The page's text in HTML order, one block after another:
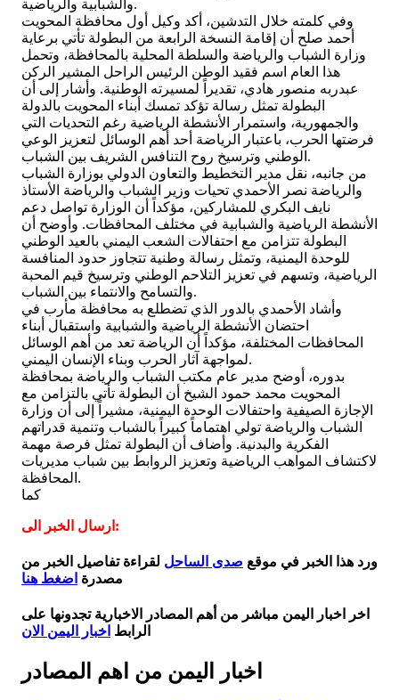
والشبابية والرياضية.
وفي كلمته خلال التدشين، أكد وكيل أول محافظة المحويت
أحمد صلح أن إقامة النسخة الرابعة من البطولة تأتي برعاية
وزارة الشباب والرياضة والسلطة المحلية بالمحافظة، وتحمل
هذا العام اسم فقيد الوطن الرئيس الراحل المشير الركن
عبدربه منصور هادي، تقديراً لمسيرته الوطنية. وأشار إلى أن
البطولة تمثل رسالة تؤكد تمسك أبناء المحويت بالدولة
والجمهورية، واستمرار الأنشطة الرياضية رغم التحديات التي
فرضتها الحرب، باعتبار الرياضة أحد أهم الوسائل لتعزيز الوعي
الوطني وترسيخ روح التنافس الشريف بين الشباب.
من جانبه، نقل مدير التخطيط والتعاون الدولي بوزارة الشباب
والرياضة نصر الأحمدي تحيات وزير الشباب والرياضة الأستاذ
نايف البكري للمشاركين، مؤكداً أن الوزارة تواصل دعم
الأنشطة الرياضية والشبابية في مختلف المحافظات. وأوضح أن
البطولة تتزامن مع احتفالات الشعب اليمني بالعيد الوطني
للوحدة اليمنية، وتمثل رسالة وطنية تتجاوز حدود المنافسة
الرياضية، وتسهم في تعزيز التلاحم الوطني وترسيخ قيم المحبة
والتسامح والانتماء بين الشباب.
وأشاد الأحمدي بالدور الذي تضطلع به محافظة مأرب في
احتضان الأنشطة الرياضية والشبابية واستقبال أبناء
المحافظات المختلفة، مؤكداً أن الرياضة تعد من أهم الوسائل
لمواجهة آثار الحرب وبناء الإنسان اليمني.
بدوره، أوضح مدير عام مكتب الشباب والرياضة بمحافظة
المحويت محمد حمود الشيخ أن البطولة تأتي بالتزامن مع
الإجازة الصيفية واحتفالات الوحدة اليمنية، مشيراً إلى أن وزارة
الشباب والرياضة تولي اهتماماً كبيراً بالشباب وتنمية قدراتهم
الفكرية والبدنية. وأضاف أن البطولة تمثل فرصة مهمة
لاكتشاف المواهب الرياضية وتعزيز الروابط بين شباب مديريات
المحافظة.
كما
ارسال الخبر الى:
ورد هذا الخبر في موقع صدى الساحل لقراءة تفاصيل الخبر من
مصدرة اضغط هنا
اخر اخبار اليمن مباشر من أهم المصادر الاخبارية تجدونها على
الرابط اخبار اليمن الان
اخبار اليمن من اهم المصادر